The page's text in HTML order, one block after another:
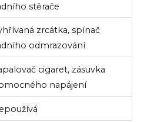
stěrače
zrcátka, spínač
odmrazování
cigaret, zásuvka
napájení